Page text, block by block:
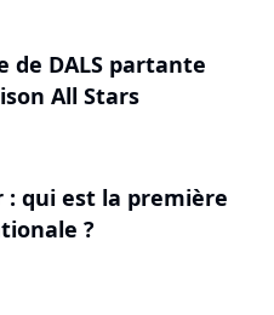
de DALS partante
All Stars
: qui est la première
?